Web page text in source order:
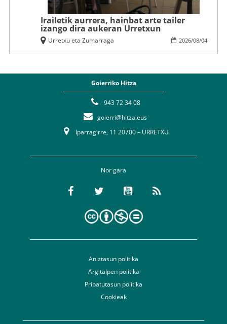
Irailetik aurrera, hainbat arte tailer
izango dira aukeran Urretxun
2026/08/04
Urretxu eta Zumarraga
Goierriko Hitza
943 72 34 08
goierri@hitza.eus
Iparragirre, 11 20700 – URRETXU
Nor gara
Aniztasun politika
Argitalpen politika
Pribatutasun politika
Cookieak